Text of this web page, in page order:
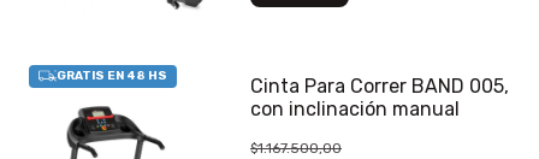
Cinta Para Correr BAND 005,
con inclinación manual
$1.167.500,00